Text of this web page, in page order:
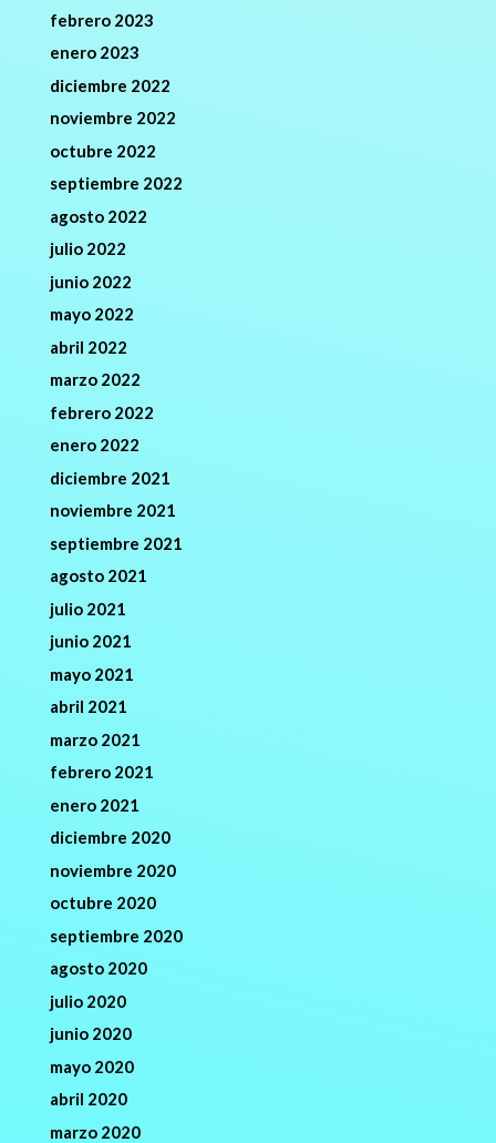
febrero 2023
enero 2023
diciembre 2022
noviembre 2022
octubre 2022
septiembre 2022
agosto 2022
julio 2022
junio 2022
mayo 2022
abril 2022
marzo 2022
febrero 2022
enero 2022
diciembre 2021
noviembre 2021
septiembre 2021
agosto 2021
julio 2021
junio 2021
mayo 2021
abril 2021
marzo 2021
febrero 2021
enero 2021
diciembre 2020
noviembre 2020
octubre 2020
septiembre 2020
agosto 2020
julio 2020
junio 2020
mayo 2020
abril 2020
marzo 2020